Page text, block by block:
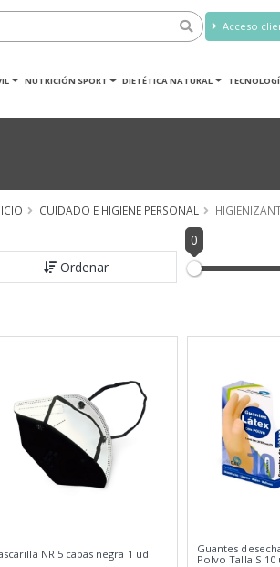
Acceso
NUTRICIÓN SPORT DIETÉTICA NATURAL
CUIDADO E HIGIENE PERSONAL
Ordenar
0
NR 5 capas negra 1 ud
Guantes
Polvo Talla S 10